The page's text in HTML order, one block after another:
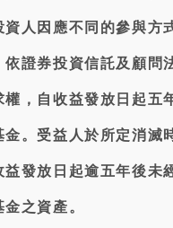
資人因應不同的參與方
依證券投資信託及顧問
權，自收益發放日起五
金。受益人於所定消滅
益發放日起逾五年後未
金之資產。